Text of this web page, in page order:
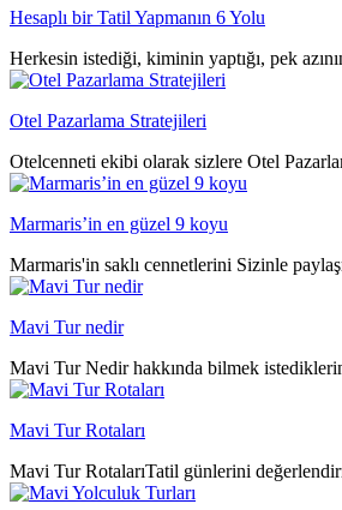
Hesaplı bir Tatil Yapmanın 6 Yolu
Herkesin istediği, kiminin yaptığı, pek
Otel Pazarlama Stratejileri
Otelcenneti ekibi olarak sizlere Otel
Marmaris’in en güzel 9 koyu
Marmaris'in saklı cennetlerini Sizinle
Mavi Tur nedir
Mavi Tur Nedir hakkında bilmek
Mavi Tur Rotaları
Mavi Tur RotalarıTatil günlerini